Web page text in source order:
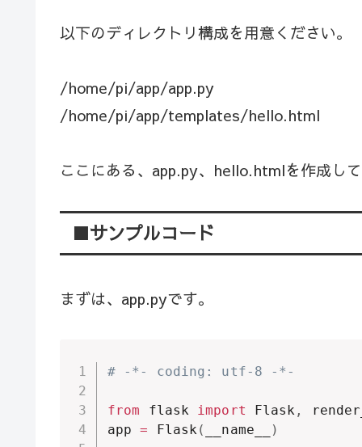
以下のディレクトリ構成を用意ください。
/home/pi/app/app.py
/home/pi/app/templates/hello.html
ここにある、app.py、hello.htmlを作成して
■サンプルコード
まずは、app.pyです。
# -*- coding: utf-8 -*-
from flask import Flask ,
app = Flask( __name__ )